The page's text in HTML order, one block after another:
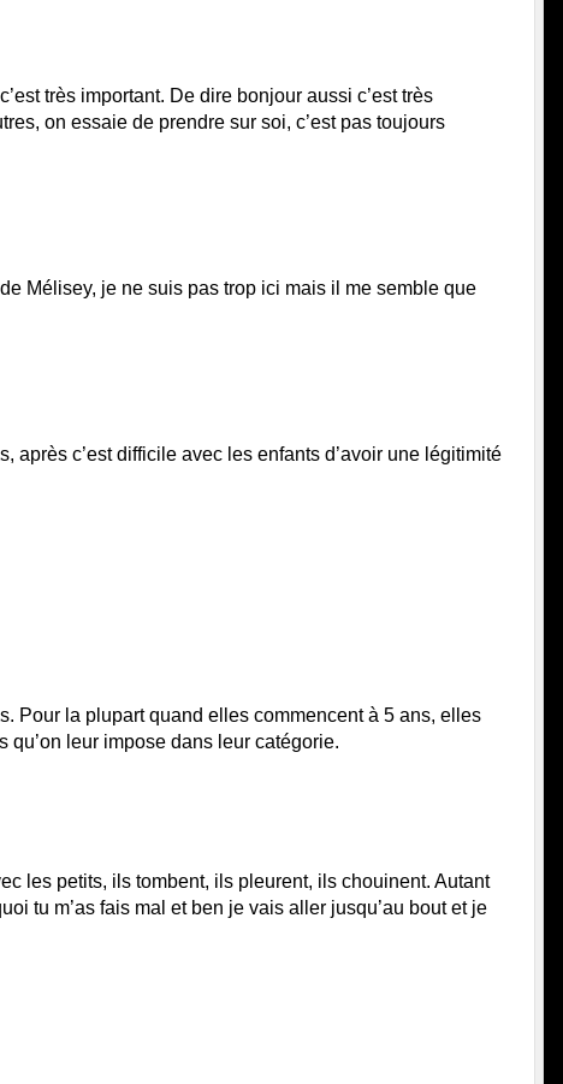
très important. De dire bonjour aussi c’est très
on essaie de prendre sur soi, c’est pas toujours
Mélisey, je ne suis pas trop ici mais il me semble que
après c’est difficile avec les enfants d’avoir une légitimité
Pour la plupart quand elles commencent à 5 ans, elles
qu’on leur impose dans leur catégorie.
les petits, ils tombent, ils pleurent, ils chouinent. Autant
tu m’as fais mal et ben je vais aller jusqu’au bout et je